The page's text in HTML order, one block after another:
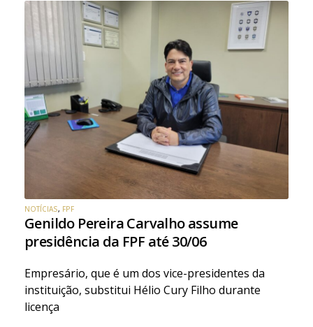
NOTÍCIAS, FPF
Genildo Pereira Carvalho assume
presidência da FPF até 30/06
Empresário, que é um dos vice-presidentes da
instituição, substitui Hélio Cury Filho durante
licença